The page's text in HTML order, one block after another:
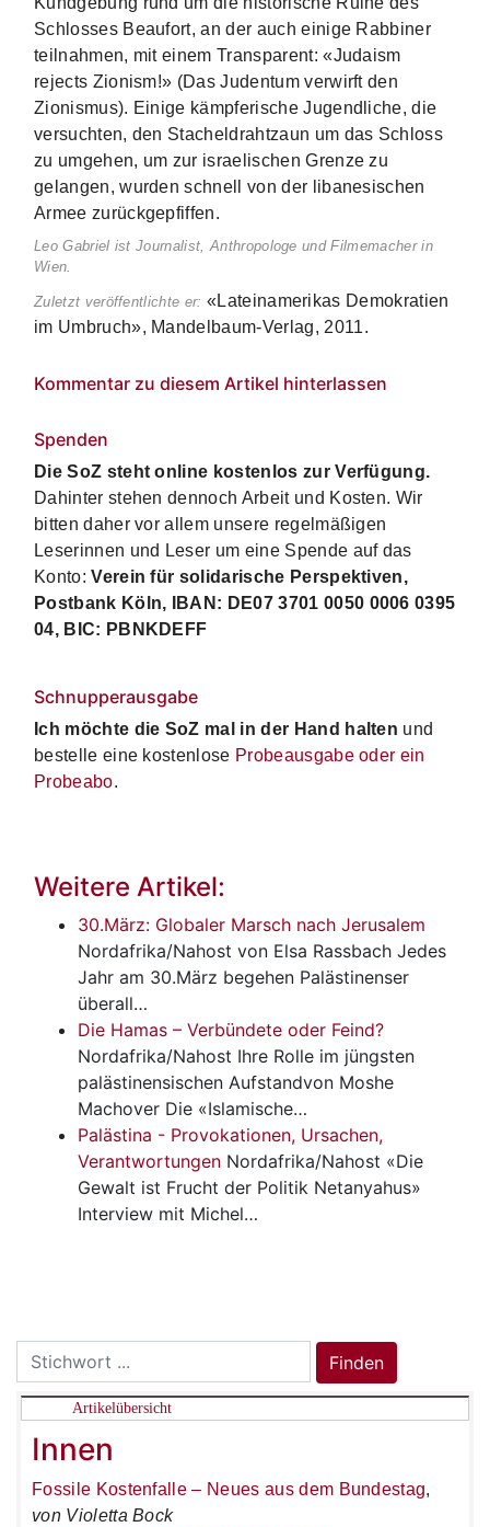
Schlosses Beaufort, an der auch einige Rabbiner
teilnahmen, mit einem Transparent: «Judaism
rejects Zionism!» (Das Judentum verwirft den
Zionismus). Einige kämpferische Jugendliche, die
versuchten, den Stacheldrahtzaun um das Schloss
zu umgehen, um zur israelischen Grenze zu
gelangen, wurden schnell von der libanesischen
Armee zurückgepfiffen.
Leo Gabriel ist Journalist, Anthropologe und Filmemacher in
Wien.
Zuletzt veröffentlichte er: «Lateinamerikas Demokratien
im Umbruch», Mandelbaum-Verlag, 2011.
Kommentar zu diesem Artikel hinterlassen
Spenden
Die SoZ steht online kostenlos zur Verfügung.
Dahinter stehen dennoch Arbeit und Kosten. Wir
bitten daher vor allem unsere regelmäßigen
Leserinnen und Leser um eine Spende auf das
Konto:Verein für solidarische Perspektiven,
Postbank Köln, IBAN: DE07 3701 0050 0006 0395
04, BIC: PBNKDEFF
Schnupperausgabe
Ich möchte die SoZ mal in der Hand halten und
bestelle eine kostenlose Probeausgabe oder ein
Probeabo.
Weitere Artikel:
30.März: Globaler Marsch nach Jerusalem
Nordafrika/Nahost von Elsa Rassbach Jedes
Jahr am 30.März begehen Palästinenser
überall…
Die Hamas – Verbündete oder Feind?
Nordafrika/Nahost Ihre Rolle im jüngsten
palästinensischen Aufstandvon Moshe
Machover Die «Islamische…
Palästina - Provokationen, Ursachen,
Verantwortungen Nordafrika/Nahost «Die
Gewalt ist Frucht der Politik Netanyahus»
Interview mit Michel…
Search
for:
Finden
Artikelübersicht
Innen
Fossile Kostenfalle – Neues aus dem Bundestag,
von Violetta Bock